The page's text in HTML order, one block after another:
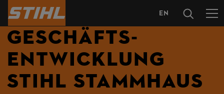
EN
GESCHÄFTS­
ENTWICKLUNG
STIHL STAMMHAUS